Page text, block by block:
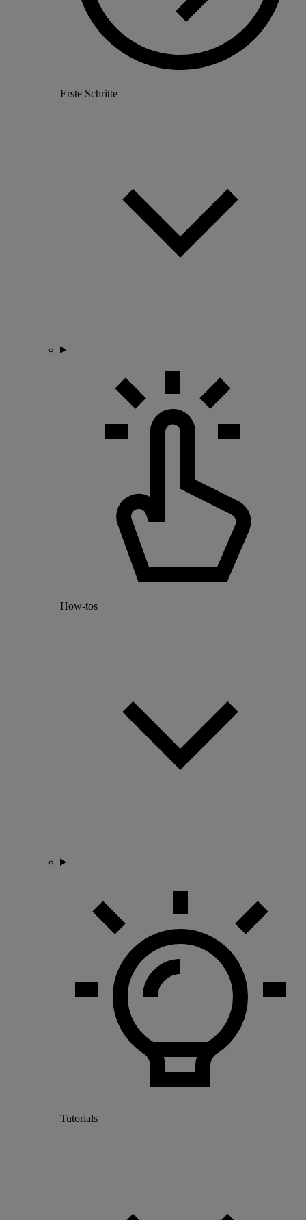
Erste Schritte
How-tos
Tutorials